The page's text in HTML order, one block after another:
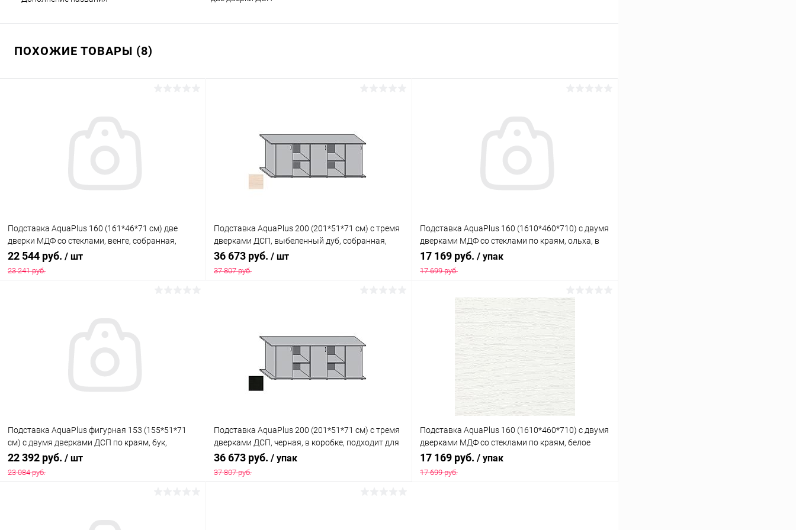
ПОХОЖИЕ ТОВАРЫ (8)
Подставка AquaPlus 160 (161*46*71 см) две
дверки МДФ со стеклами, венге, собранная,
подходит для модели аквариума LUX П540
22 544 руб. / шт
23 241 руб.
Подставка AquaPlus 200 (201*51*71 см) с тремя
дверками ДСП, выбеленный дуб, собранная,
подходит для модели аквариума LUX П700
36 673 руб. / шт
37 807 руб.
Купить в 1 клик Сравнение
Под заказ
Подставка AquaPlus 160 (1610*460*710) с двумя
дверками МДФ со стеклами по краям, ольха, в
коробке , ПВХ
17 169 руб. / упак
17 699 руб.
В корзину
Купить в 1 клик Сравнение
В избранное Под заказ
Подставка AquaPlus фигурная 153 (155*51*71
см) с двумя дверками ДСП по краям, бук,
собранная, подходит для модели аквариума LUX
22 392 руб. / шт
23 084 руб.
Подставка AquaPlus 200 (201*51*71 см) с тремя
дверками ДСП, черная, в коробке, подходит для
модели аквариума LUX П700
36 673 руб. / упак
37 807 руб.
Подставка AquaPlus 160 (1610*460*710) с двумя
дверками МДФ со стеклами по краям, белое
дерево в коробке , ПВХ
17 169 руб. / упак
17 699 руб.